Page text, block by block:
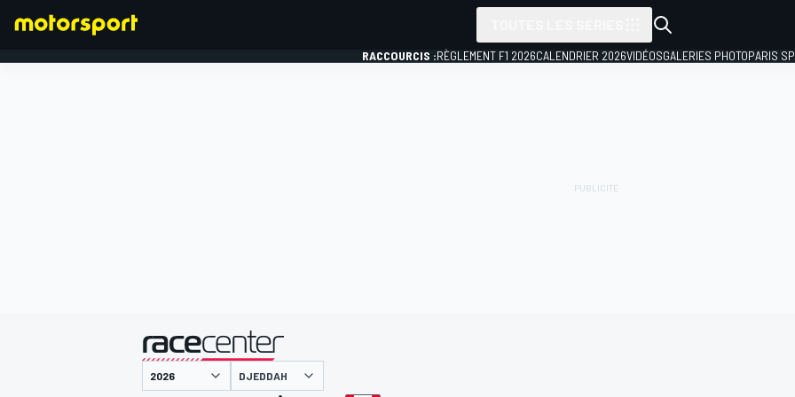
RACCOURCIS :RÈGLEMENT F1 2026CALENDRIER 2026VIDÉOSGALERIES PHOTOPARIS
présenté par
DJEDDAH